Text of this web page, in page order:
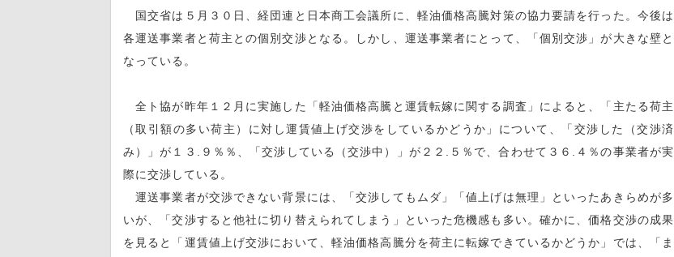
国交省は５月３０日、経団連と日本商工会議所に、軽油価格高騰対策の協力要請を行った。今後は
各運送事業者と荷主との個別交渉となる。しかし、運送事業者にとって、「個別交渉」が大きな壁と
なっている。
全ト協が昨年１２月に実施した「軽油価格高騰と運賃転嫁に関する調査」によると、「主たる荷主
（取引額の多い荷主）に対し運賃値上げ交渉をしているかどうか」について、「交渉した（交渉済
み）」が１３.９％％、「交渉している（交渉中）」が２２.５％で、合わせて３６.４％の事業者が実
際に交渉している。
運送事業者が交渉できない背景には、「交渉してもムダ」「値上げは無理」といったあきらめが多
いが、「交渉すると他社に切り替えられてしまう」といった危機感も多い。確かに、価格交渉の成果
を見ると「運賃値上げ交渉において、軽油価格高騰分を荷主に転嫁できているかどうか」では、「ま